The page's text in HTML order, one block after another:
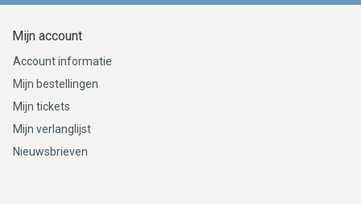
Mijn account
Account informatie
Mijn bestellingen
Mijn tickets
Mijn verlanglijst
Nieuwsbrieven